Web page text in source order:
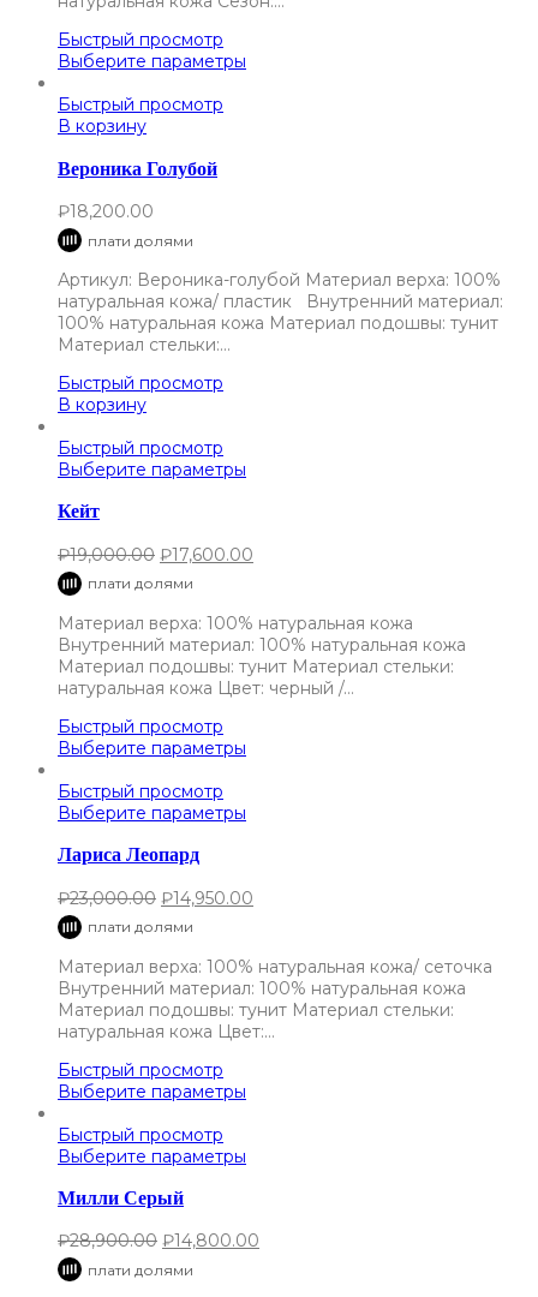
Быстрый просмотр
Выберите параметры
Быстрый просмотр
В корзину
Вероника Голубой
₽18,200.00
плати долями
Артикул: Вероника-голубой Материал верха: 100%
натуральная кожа/ пластик Внутренний материал:
100% натуральная кожа Материал подошвы: тунит
Материал стельки:…
Быстрый просмотр
В корзину
Быстрый просмотр
Выберите параметры
Кейт
₽19,000.00 ₽17,600.00
плати долями
Материал верха: 100% натуральная кожа
Внутренний материал: 100% натуральная кожа
Материал подошвы: тунит Материал стельки:
натуральная кожа Цвет: черный /…
Быстрый просмотр
Выберите параметры
Быстрый просмотр
Выберите параметры
Лариса Леопард
₽23,000.00 ₽14,950.00
плати долями
Материал верха: 100% натуральная кожа/ сеточка
Внутренний материал: 100% натуральная кожа
Материал подошвы: тунит Материал стельки:
натуральная кожа Цвет:…
Быстрый просмотр
Выберите параметры
Быстрый просмотр
Выберите параметры
Милли Серый
₽28,900.00 ₽14,800.00
плати долями